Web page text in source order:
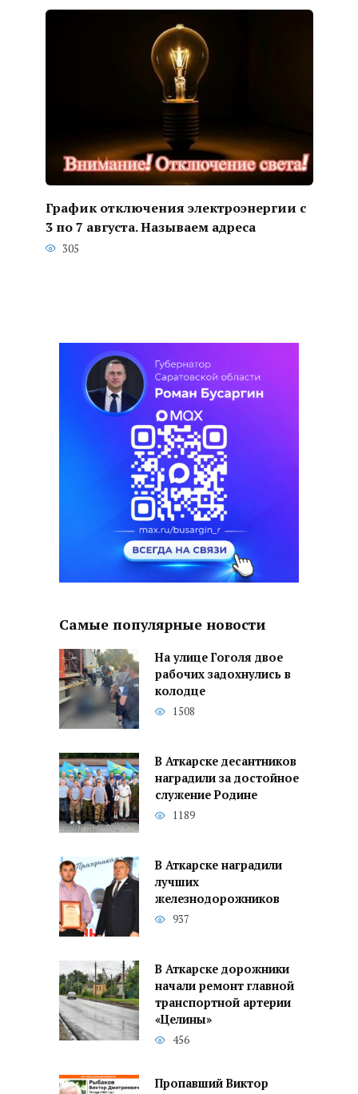
График отключения электроэнергии с
3 по 7 августа. Называем адреса
305
Самые популярные новости
На улице Гоголя двое
рабочих задохнулись в
колодце
1508
В Аткарске десантников
наградили за достойное
служение Родине
1189
В Аткарске наградили
лучших
железнодорожников
937
В Аткарске дорожники
начали ремонт главной
транспортной артерии
«Целины»
456
Пропавший Виктор